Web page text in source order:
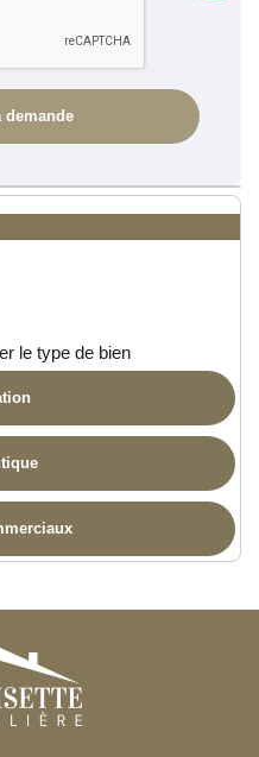
le type de bien